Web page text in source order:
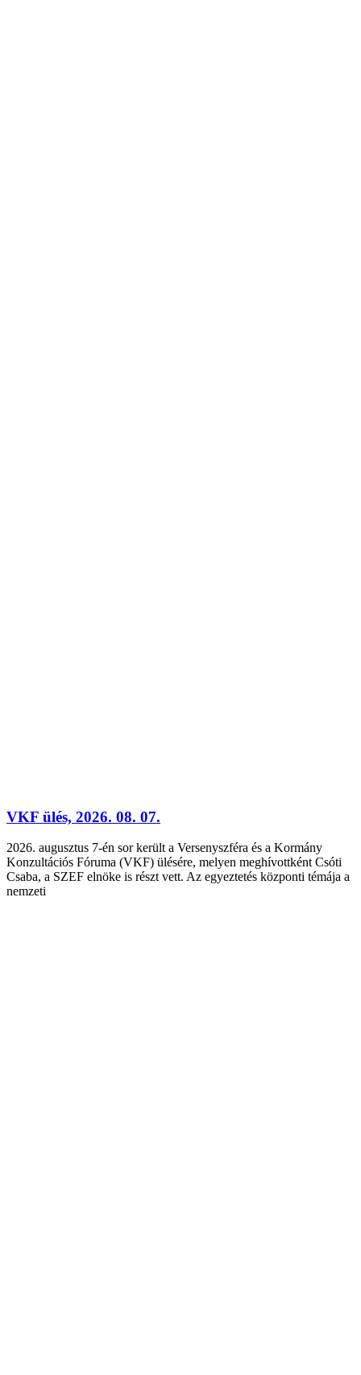
VKF ülés, 2026. 08. 07.
2026. augusztus 7-én sor került a Versenyszféra és a Kormány
Konzultációs Fóruma (VKF) ülésére, melyen meghívottként Csóti
Csaba, a SZEF elnöke is részt vett. Az egyeztetés központi témája a
nemzeti